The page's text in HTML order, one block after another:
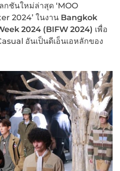
กชันใหม่ล่าสุด ‘MOO
2024’ ในงาน Bangkok
2024 (BIFW 2024) เพื่อ
อันเป็นดีเอ็นเอหลักของ